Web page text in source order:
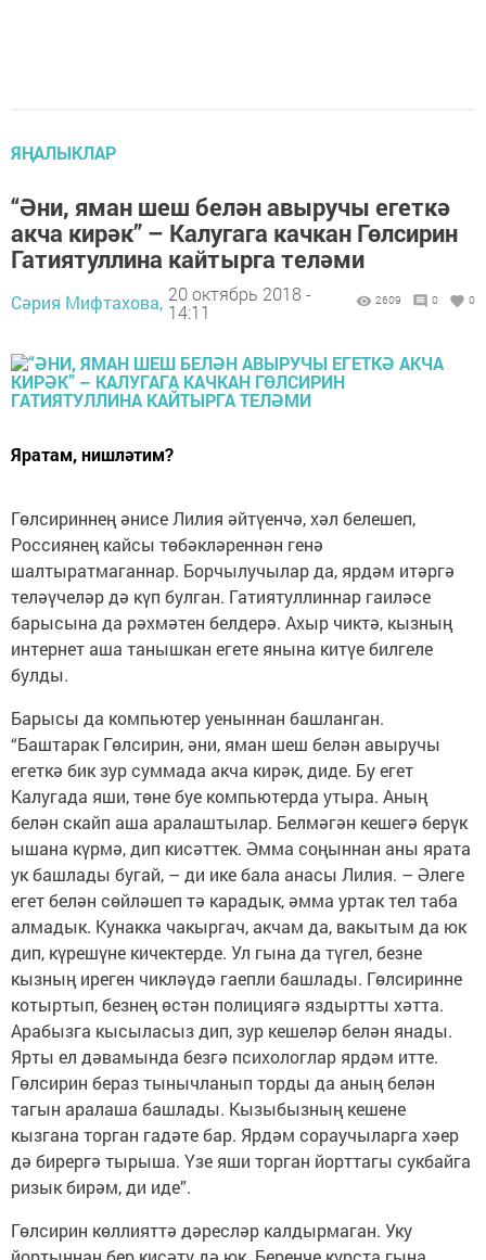
ЯҢАЛЫКЛАР
“Әни, яман шеш белән авыручы егеткә
акча кирәк” – Калугага качкан Гөлсирин
Гатиятуллина кайтырга теләми
Сәрия Мифтахова, 20 октябрь 2018 -
14:11
2609 0 0
Яратам, нишләтим?
Гөлсириннең әнисе Лилия әй­түенчә, хәл белешеп,
Россиянең кайсы төбәкләреннән генә
шалтыратмаганнар. Борчылучылар да, ярдәм итәргә
теләүчеләр дә күп булган. Гатиятуллиннар гаиләсе
барысына да рәхмәтен белдерә. Ахыр чиктә, кызның
интернет аша танышкан егете янына китүе билгеле
булды.
Барысы да компьютер уеныннан башланган.
“Баштарак Гөлси­рин, әни, яман шеш белән авыручы
егеткә бик зур суммада акча кирәк, диде. Бу егет
Калугада яши, төне буе компьютерда утыра. Аның
белән скайп аша аралаштылар. Бел­мәгән кешегә берүк
ышана күр­мә, дип кисәттек. Әмма соңыннан аны ярата
ук башлады бугай, – ди ике бала анасы Лилия. – Әлеге
егет белән сөйләшеп тә карадык, әмма уртак тел таба
алмадык. Кунакка чакыргач, акчам да, вакытым да юк
дип, күрешүне кичектерде. Ул гына да түгел, безне
кызның иреген чикләүдә гаепли башлады. Гөл­сиринне
котыртып, безнең өстән полициягә яздыртты хәтта.
Арабызга кысыласыз дип, зур кешеләр белән янады.
Ярты ел дәвамында безгә психологлар ярдәм итте.
Гөлсирин бераз тынычланып торды да аның белән
тагын аралаша башлады. Кызы­бызның кешене
кызгана торган гадәте бар. Ярдәм сораучыларга хәер
дә бирергә тырыша. Үзе яши торган йорттагы сукбайга
ризык бирәм, ди иде”.
Гөлсирин көллияттә дәресләр калдырмаган. Уку